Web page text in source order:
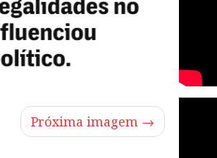
Próxima imagem →